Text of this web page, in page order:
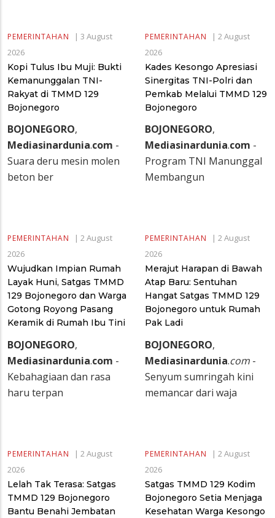
PEMERINTAHAN | 3 August
2026
Kopi Tulus Ibu Muji: Bukti
Kemanunggalan TNI-
Rakyat di TMMD 129
Bojonegoro
BOJONEGORO,
Mediasinardunia.com -
Suara deru mesin molen
beton ber
PEMERINTAHAN | 2 August
2026
Kades Kesongo Apresiasi
Sinergitas TNI-Polri dan
Pemkab Melalui TMMD 129
Bojonegoro
BOJONEGORO,
Mediasinardunia.com -
Program TNI Manunggal
Membangun
PEMERINTAHAN | 2 August
2026
Wujudkan Impian Rumah
Layak Huni, Satgas TMMD
129 Bojonegoro dan Warga
Gotong Royong Pasang
Keramik di Rumah Ibu Tini
BOJONEGORO,
Mediasinardunia.com -
Kebahagiaan dan rasa
haru terpan
PEMERINTAHAN | 2 August
2026
Merajut Harapan di Bawah
Atap Baru: Sentuhan
Hangat Satgas TMMD 129
Bojonegoro untuk Rumah
Pak Ladi
BOJONEGORO,
Mediasinardunia.com -
Senyum sumringah kini
memancar dari waja
PEMERINTAHAN | 2 August
2026
Lelah Tak Terasa: Satgas
TMMD 129 Bojonegoro
Bantu Benahi Jembatan
PEMERINTAHAN | 2 August
2026
Satgas TMMD 129 Kodim
Bojonegoro Setia Menjaga
Kesehatan Warga Kesongo